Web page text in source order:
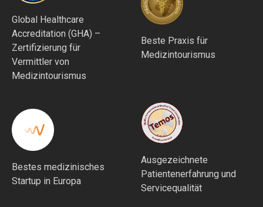
Global Healthcare
Accreditation (GHA) –
Zertifizierung für
Vermittler von
Medizintourismus
Beste Praxis für
Medizintourismus
Bestes medizinisches
Startup in Europa
Ausgezeichnete
Patientenerfahrung und
Servicequalität